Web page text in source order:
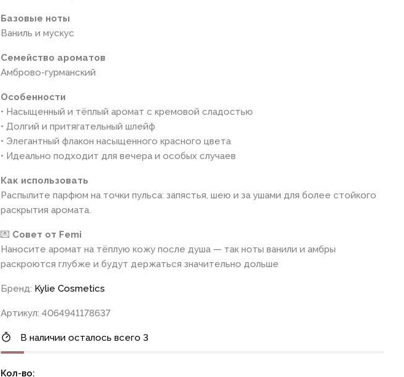
Базовые ноты
Ваниль и мускус
Семейство ароматов
Амброво-гурманский
Особенности
• Насыщенный и тёплый аромат с кремовой сладостью
• Долгий и притягательный шлейф
• Элегантный флакон насыщенного красного цвета
• Идеально подходит для вечера и особых случаев
Как использовать
Распылите парфюм на точки пульса: запястья, шею и за ушами для более стойкого
раскрытия аромата.
💌 Совет от Femi
Наносите аромат на тёплую кожу после душа — так ноты ванили и амбры
раскроются глубже и будут держаться значительно дольше
Бренд: Kylie Cosmetics
Артикул: 4064941178637
В наличии осталось всего 3
Кол-во: